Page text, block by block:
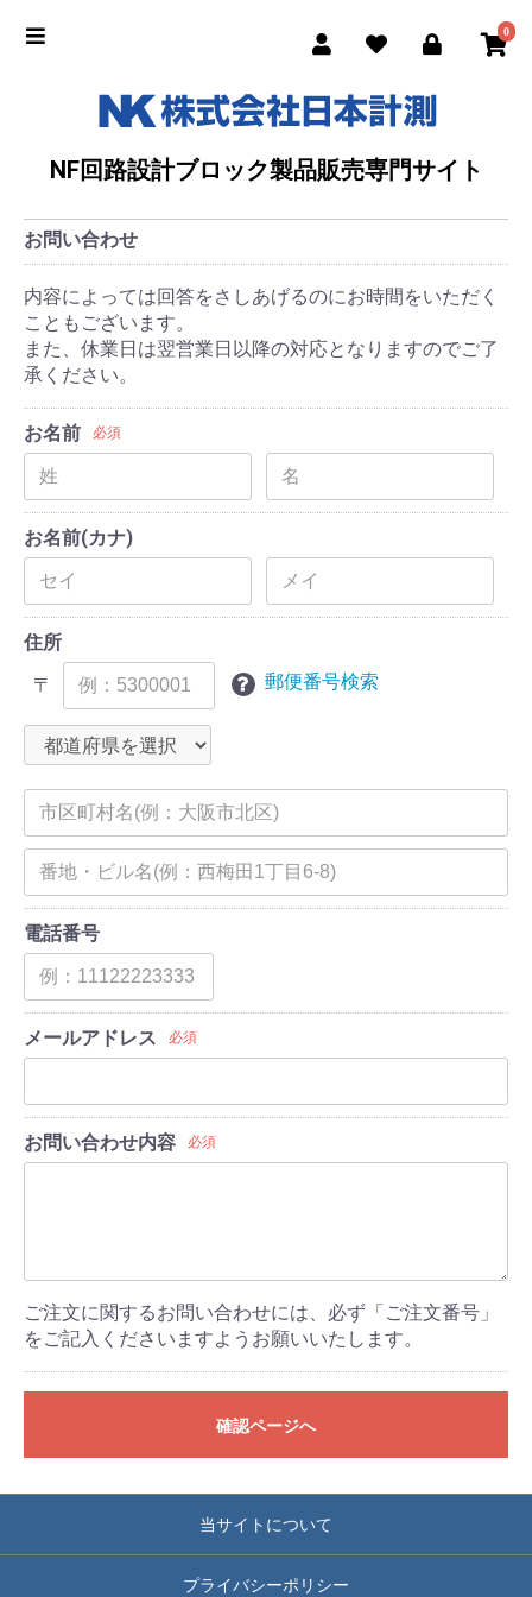
0
NF回路設計ブロック製品販売専門サイト
お問い合わせ
内容によっては回答をさしあげるのにお時間をいただく
こともございます。
また、休業日は翌営業日以降の対応となりますのでご了
承ください。
お名前 必須
お名前(カナ)
住所
〒
郵便番号検索
電話番号
メールアドレス 必須
お問い合わせ内容 必須
ご注文に関するお問い合わせには、必ず「ご注文番号」
をご記入くださいますようお願いいたします。
確認ページへ
当サイトについて
プライバシーポリシー